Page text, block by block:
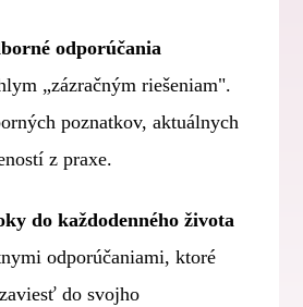
odporúčania
„zázračným riešeniam".
poznatkov, aktuálnych
z praxe.
do každodenného života
odporúčaniami, ktoré
do svojho